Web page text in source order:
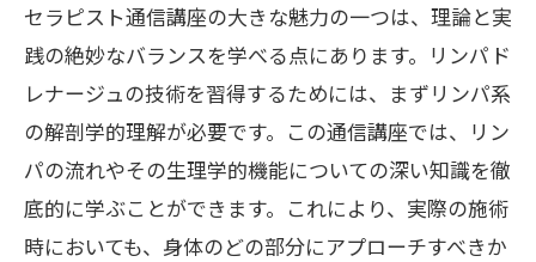
セラピスト通信講座でリンパドレナージュを
学ぶ理由とその効果
通信講座が与える学びの自由度
プロフェッショナルスキルの取得
時間と場所にとらわれない学習
個別ニーズに応えるカリキュラム
セラピスト通信講座の大きな魅力の一つは、理論と実
践の絶妙なバランスを学べる点にあります。リンパド
レナージュの技術を習得するためには、まずリンパ系
の解剖学的理解が必要です。この通信講座では、リン
パの流れやその生理学的機能についての深い知識を徹
底的に学ぶことができます。これにより、実際の施術
時においても、身体のどの部分にアプローチすべきか